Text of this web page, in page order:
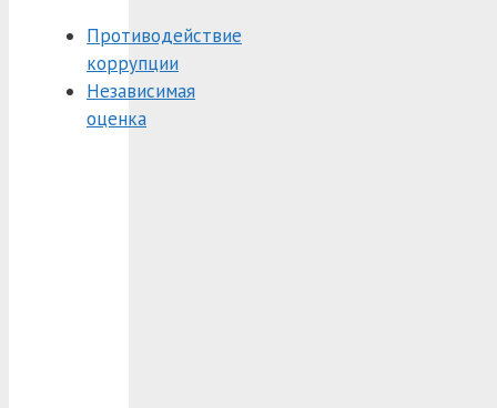
Противодействие
коррупции
Независимая
оценка